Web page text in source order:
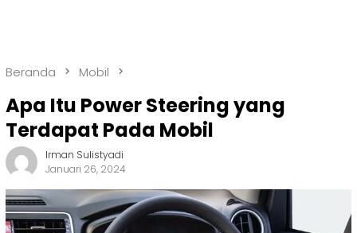
Beranda Mobil
Apa Itu Power Steering yang
Terdapat Pada Mobil
Irman Sulistyadi
Januari 26, 2024